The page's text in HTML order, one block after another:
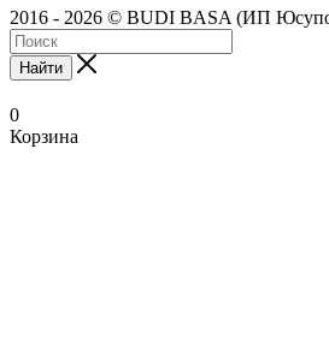
2016 - 2026 © BUDI BASA (ИП
Найти
0
Корзина